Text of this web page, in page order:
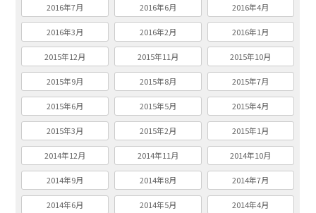
2016年7月 2016年6月 2016年4月
2016年3月 2016年2月 2016年1月
2015年12月 2015年11月 2015年10月
2015年9月 2015年8月 2015年7月
2015年6月 2015年5月 2015年4月
2015年3月 2015年2月 2015年1月
2014年12月 2014年11月 2014年10月
2014年9月 2014年8月 2014年7月
2014年6月 2014年5月 2014年4月